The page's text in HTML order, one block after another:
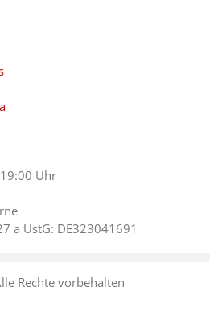
Uhr
a UstG: DE323041691
Rechte vorbehalten